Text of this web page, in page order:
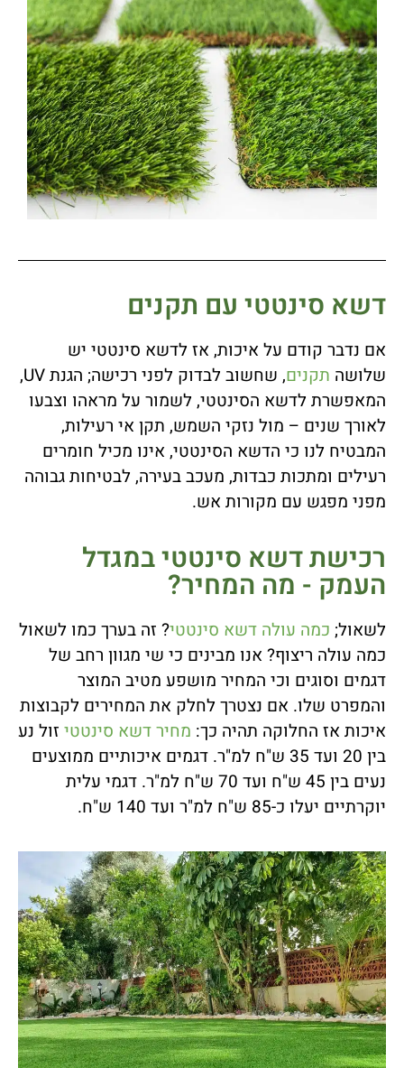
דשא סינטטי עם תקנים
אם נדבר קודם על איכות, אז לדשא סינטטי יש
שלושה תקנים
, שחשוב לבדוק לפני רכישה; הגנת UV,
המאפשרת לדשא הסינטטי, לשמור על מראהו וצבעו
לאורך שנים – מול נזקי השמש, תקן אי רעילות,
המבטיח לנו כי הדשא הסינטטי, אינו מכיל חומרים
רעילים ומתכות כבדות, מעכב בעירה, לבטיחות גבוהה
מפני מפגש עם מקורות אש.
רכישת דשא סינטטי במגדל
העמק - מה המחיר?
לשאול; כמה עולה דשא סינטטי? זה בערך כמו לשאול
כמה עולה ריצוף? אנו מבינים כי שי מגוון רחב של
דגמים וסוגים וכי המחיר מושפע מטיב המוצר
והמפרט שלו. אם נצטרך לחלק את המחירים לקבוצות
איכות אז החלוקה תהיה כך: מחיר דשא סינטטי זול נע
בין 20 ועד 35 ש"ח למ"ר. דגמים איכותיים ממוצעים
נעים בין 45 ש"ח ועד 70 ש"ח למ"ר. דגמי עלית
יוקרתיים יעלו כ-85 ש"ח למ"ר ועד 140 ש"ח.